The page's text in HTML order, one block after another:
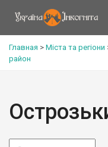
Главная > Міста та регіони
район